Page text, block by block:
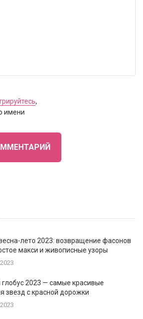
,
имени
лето 2023: возвращение фасонов
макси и живописные узоры
глобус 2023 — самые красивые
звезд с красной дорожки